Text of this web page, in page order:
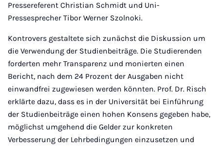
Pressereferent Christian Schmidt und Uni-
Pressesprecher Tibor Werner Szolnoki.
Kontrovers gestaltete sich zunächst die Diskussion um
die Verwendung der Studienbeiträge. Die Studierenden
forderten mehr Transparenz und monierten einen
Bericht, nach dem 24 Prozent der Ausgaben nicht
einwandfrei zugewiesen werden könnten. Prof. Dr. Risch
erklärte dazu, dass es in der Universität bei Einführung
der Studienbeiträge einen hohen Konsens gegeben habe,
möglichst umgehend die Gelder zur konkreten
Verbesserung der Lehrbedingungen einzusetzen und